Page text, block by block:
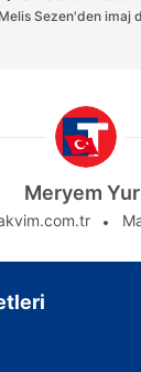
Melis Sezen'den imaj
Meryem